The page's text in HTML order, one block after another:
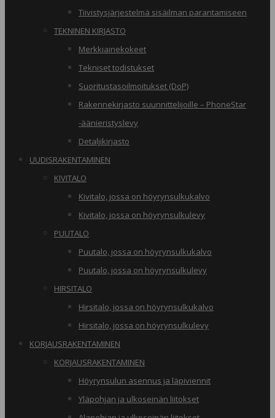
Tiivistysjärjestelmä sisäilman parantamiseen
TEKNINEN KIRJASTO
Merkkiainekokeet
Tekniset todistukset
Suoritustasoilmoitukset (DoP)
Rakennekirjasto suunnittelijoille – PhoneStar
-äänieristyslevy
Detaljikirjasto
UUDISRAKENTAMINEN
KIVITALO
Kivitalo, jossa on höyrynsulkukalvo
Kivitalo, jossa on höyrynsulkulevy
PUUTALO
Puutalo, jossa on höyrynsulkukalvo
Puutalo, jossa on höyrynsulkulevy
HIRSITALO
Hirsitalo, jossa on höyrynsulkukalvo
Hirsitalo, jossa on höyrynsulkulevy
KORJAUSRAKENTAMINEN
KORJAUSRAKENTAMINEN
Höyrynsulun asennus ja läpiviennit
Yläpohjan ja ulkoseinän liitokset